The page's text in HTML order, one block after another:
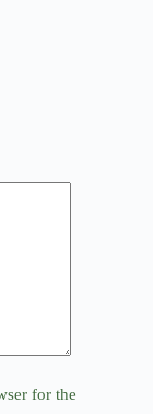
for the